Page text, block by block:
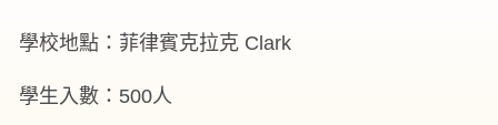
學校地點：菲律賓克拉克 Clark
學生入數：500人